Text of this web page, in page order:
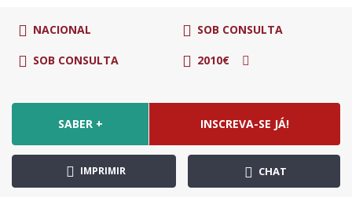
NACIONAL SOB CONSULTA
SOB CONSULTA 2010€
SABER + INSCREVA-SE JÁ!
IMPRIMIR CHAT